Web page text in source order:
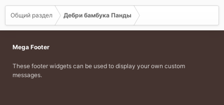
Общий раздел Дебри бамбука Панды
Mega Footer
These footer widgets can be used to display your own custom
messages.